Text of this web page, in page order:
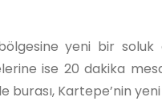
yeni bir
ise 20 dakika
burası, Kartepe’nin